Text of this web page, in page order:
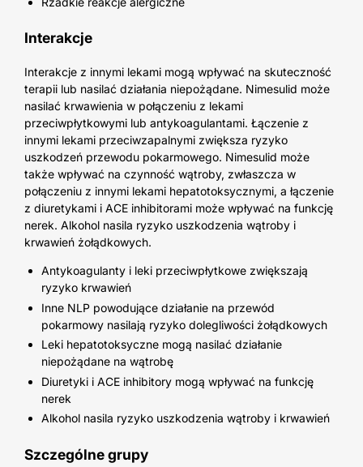
Interakcje
Interakcje z innymi lekami mogą wpływać na skuteczność
terapii lub nasilać działania niepożądane. Nimesulid może
nasilać krwawienia w połączeniu z lekami
przeciwpłytkowymi lub antykoagulantami. Łączenie z
innymi lekami przeciwzapalnymi zwiększa ryzyko
uszkodzeń przewodu pokarmowego. Nimesulid może
także wpływać na czynność wątroby, zwłaszcza w
połączeniu z innymi lekami hepatotoksycznymi, a łączenie
z diuretykami i ACE inhibitorami może wpływać na funkcję
nerek. Alkohol nasila ryzyko uszkodzenia wątroby i
krwawień żołądkowych.
Antykoagulanty i leki przeciwpłytkowe zwiększają
ryzyko krwawień
Inne NLP powodujące działanie na przewód
pokarmowy nasilają ryzyko dolegliwości żołądkowych
Leki hepatotoksyczne mogą nasilać działanie
niepożądane na wątrobę
Diuretyki i ACE inhibitory mogą wpływać na funkcję
nerek
Alkohol nasila ryzyko uszkodzenia wątroby i krwawień
Szczególne grupy